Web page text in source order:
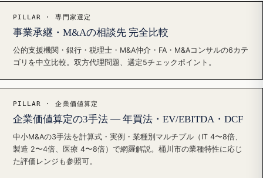
PILLAR · 専門家選定
事業承継・M&Aの相談先 完全比較
公的支援機関・銀行・税理士・M&A仲介・FA・M&Aコンサルの6カテ
ゴリを中立比較。双方代理問題、選定5チェックポイント。
PILLAR · 企業価値算定
企業価値算定の3手法 — 年買法・EV/EBITDA・DCF
中小M&Aの3手法を計算式・実例・業種別マルチプル（IT 4〜8倍、
製造 2〜4倍、医療 4〜8倍）で網羅解説。桶川市の業種特性に応じ
た評価レンジも参照可。